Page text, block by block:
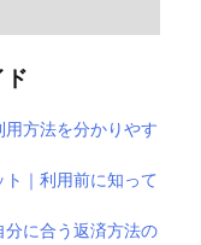
ド
方法を分かりやす
｜利用前に知って
に合う返済方法の